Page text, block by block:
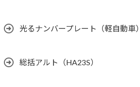
光るナンバープレート（軽自動車）
総括アルト（HA23S）